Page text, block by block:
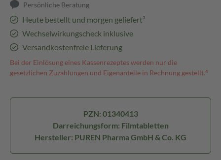
Persönliche Beratung
Heute bestellt und morgen geliefert³
Wechselwirkungscheck inklusive
Versandkostenfreie Lieferung
Bei der Einlösung eines Kassenrezeptes werden nur die
gesetzlichen Zuzahlungen und Eigenanteile in Rechnung gestellt.⁴
PZN: 01340413
Darreichungsform: Filmtabletten
Hersteller: PUREN Pharma GmbH & Co. KG